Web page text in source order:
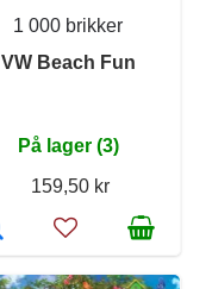
1 000 brikker
VW Beach Fun
På lager (3)
159,50 kr